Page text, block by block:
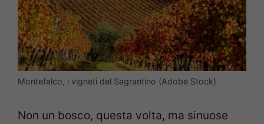
Montefalco, i vigneti del Sagrantino (Adobe Stock)
Non un bosco, questa volta, ma sinuose